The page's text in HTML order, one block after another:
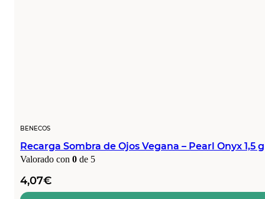
BENECOS
Recarga Sombra de Ojos Vegana – Pearl Onyx 1,5 g
Valorado con 0 de 5
4,07€